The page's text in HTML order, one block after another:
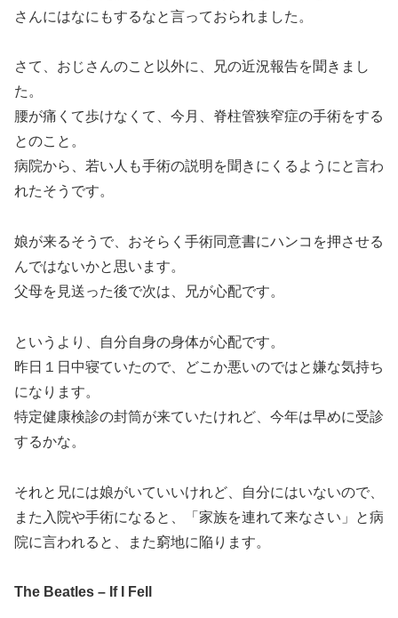
さんにはなにもするなと言っておられました。
さて、おじさんのこと以外に、兄の近況報告を聞きまし
た。
腰が痛くて歩けなくて、今月、脊柱管狭窄症の手術をする
とのこと。
病院から、若い人も手術の説明を聞きにくるようにと言わ
れたそうです。
娘が来るそうで、おそらく手術同意書にハンコを押させる
んではないかと思います。
父母を見送った後で次は、兄が心配です。
というより、自分自身の身体が心配です。
昨日１日中寝ていたので、どこか悪いのではと嫌な気持ち
になります。
特定健康検診の封筒が来ていたけれど、今年は早めに受診
するかな。
それと兄には娘がいていいけれど、自分にはいないので、
また入院や手術になると、「家族を連れて来なさい」と病
院に言われると、また窮地に陥ります。
The Beatles – If I Fell